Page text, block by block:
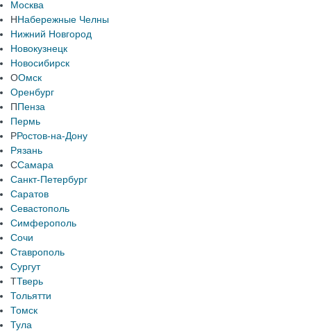
Москва
ННабережные Челны
Нижний Новгород
Новокузнецк
Новосибирск
ООмск
Оренбург
ППенза
Пермь
РРостов-на-Дону
Рязань
ССамара
Санкт-Петербург
Саратов
Севастополь
Симферополь
Сочи
Ставрополь
Сургут
ТТверь
Тольятти
Томск
Тула